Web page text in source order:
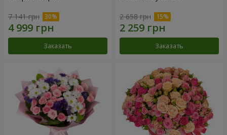
7 141 грн
Заказать
2 658 грн
Заказать